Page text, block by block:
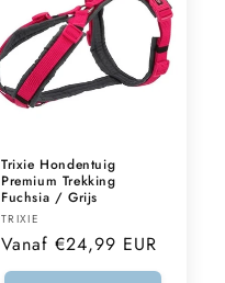
Trixie Hondentuig
Premium Trekking
Fuchsia / Grijs
Verkoper:
TRIXIE
Normale
prijs
Vanaf €24,99 EUR